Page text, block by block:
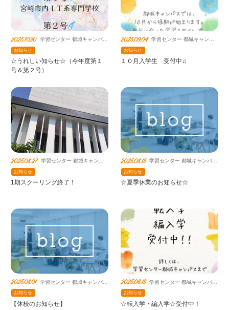
2025.10.30
学習センター 都城キャンパス
お知らせ
☆うれしい知らせ☆（今年度第１
号＆第２号）
2025.09.04
学習センター 都城キャンパ
お知らせ
１０月入学生 受付中♫
2025.08.27
学習センター 都城キャンパ
お知らせ
1期スクーリング終了！
2025.08.13
学習センター 都城キャンパス
お知らせ
☆夏季休業のお知らせ☆
2025.08.01
学習センター 都城キャンパス
お知らせ
【休校のお知らせ】
2025.06.13
学習センター 都城キャンパス
お知らせ
☆転入学・編入学☆受付中！